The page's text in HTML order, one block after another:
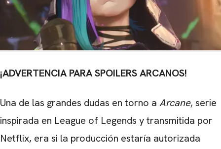
¡ADVERTENCIA PARA SPOILERS ARCANOS!
Una de las grandes dudas en torno a Arcane, serie
inspirada en League of Legends y transmitida por
Netflix, era si la producción estaría autorizada